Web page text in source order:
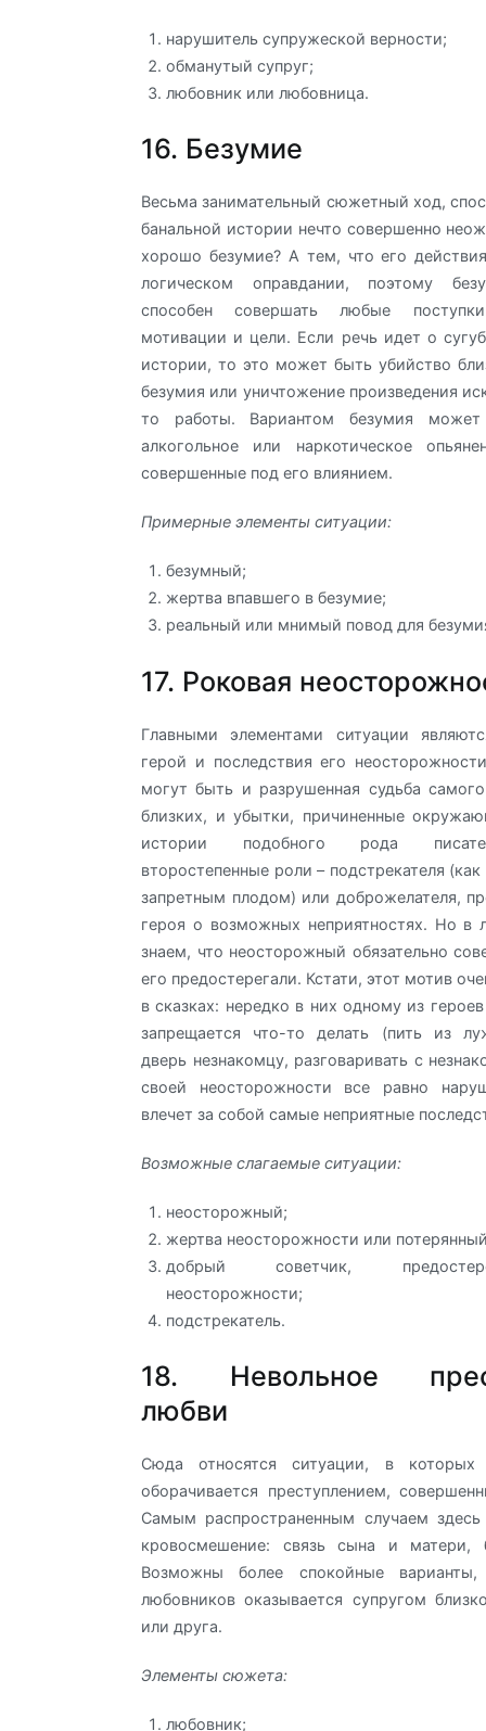
нарушитель супружеской верности;
обманутый супруг;
любовник или любовница.
16. Безумие
Весьма занимательный сюжетный ход,
банальной истории нечто совершенно
хорошо безумие? А тем, что его
логическом оправдании, поэтому
способен совершать любые
мотивации и цели. Если речь идет о
истории, то это может быть убийство
безумия или уничтожение произведения
то работы. Вариантом безумия
алкогольное или наркотическое
совершенные под его влиянием.
Примерные элементы ситуации:
безумный;
жертва впавшего в безумие;
реальный или мнимый повод для
17. Роковая
Главными элементами ситуации
герой и последствия его
могут быть и разрушенная судьба
близких, и убытки, причиненные
истории подобного рода
второстепенные роли – подстрекателя
запретным плодом) или доброжелателя,
героя о возможных неприятностях. Но в
знаем, что неосторожный обязательно
его предостерегали. Кстати, этот мотив
в сказках: нередко в них одному из
запрещается что-то делать (пить из
дверь незнакомцу, разговаривать с
своей неосторожности все равно
влечет за собой самые неприятные
Возможные слагаемые ситуации:
неосторожный;
жертва неосторожности или
добрый советчик,
неосторожности;
подстрекатель.
18. Невольное
любви
Сюда относятся ситуации, в которых
оборачивается преступлением,
Самым распространенным случаем здесь
кровосмешение: связь сына и матери,
Возможны более спокойные
любовников оказывается супругом
или друга.
Элементы сюжета:
любовник;